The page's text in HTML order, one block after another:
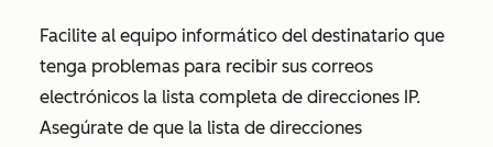
Facilite al equipo informático del destinatario que
tenga problemas para recibir sus correos
electrónicos la lista completa de direcciones IP.
Asegúrate de que la lista de direcciones